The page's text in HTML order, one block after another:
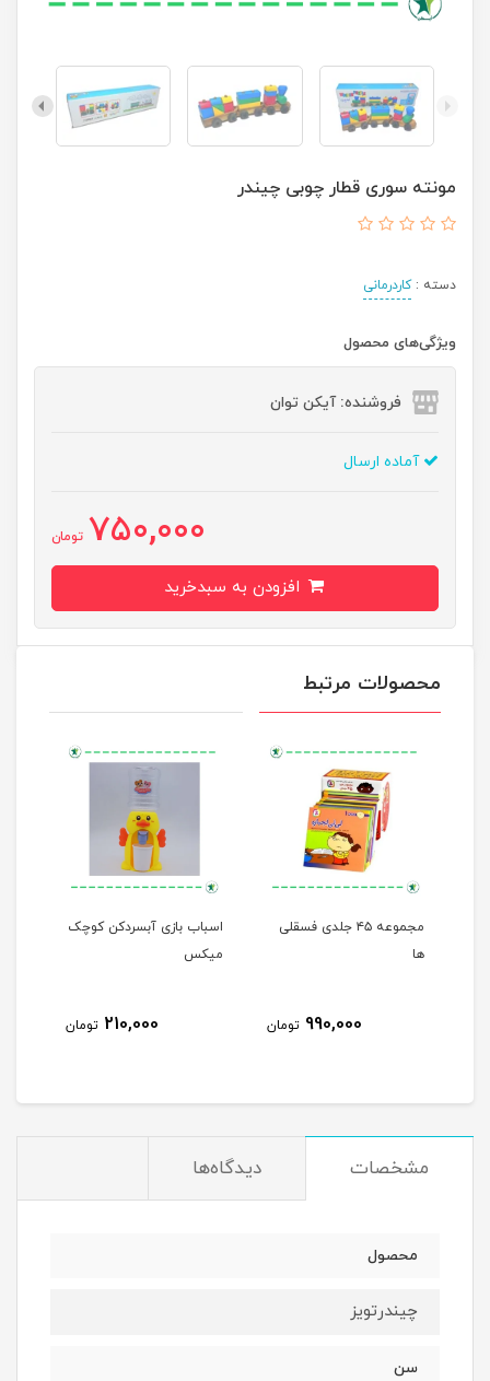
مونته سوری قطار چوبی چیندر
دسته :کاردرمانی
ویژگی‌های محصول
فروشنده: آیکن توان
آماده ارسال
750,000 تومان
محصولات مرتبط
مجموعه ۴۵ جلدی فسقلی
ها
990,000 تومان
اسباب بازی آبسردکن کوچک
میکس
210,000 تومان
مشخصات دیدگاه‌ها
محصول
چیندرتویز
سن